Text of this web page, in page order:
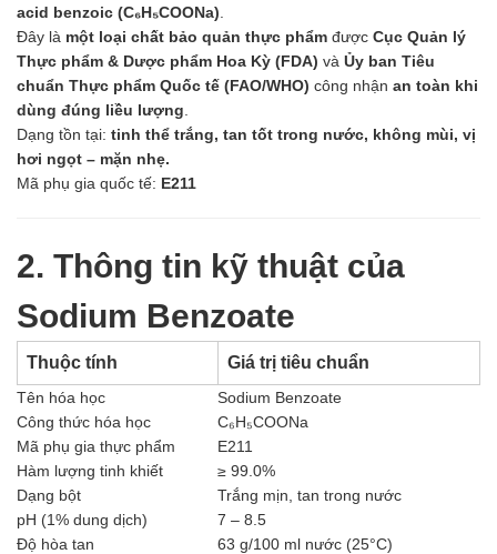
Tẩy rửa công nghiệp
Tẩy rửa sinh hoạt
Tẩy rửa ô tô xe máy
Tẩy cáu cặn đường ống
Tẩy rửa khác
HÓA CHẤT THỦY SẢN
Hóa chất xử lý nước
Men đường ruột
Bổ sung khoáng chất
Bổ gan và giải độc gan
Bổ sung dinh dưỡng tăng trọng
Hấp thụ khí độc Yucca
HÓA CHẤT XỬ LÝ NƯỚC
Xử lý nước hồ bơi
Xử lý nước sinh hoạt
Xử lý nước thải
Xử lý nước giếng khoan
Xử lý nước khác
DUNG MÔI CÔNG NGHIỆP
Pha sơn nước
acid benzoic (C₆H₅COONa)
Đây là một loại chất bảo quản thực phẩm được Cục Quản lý
Thực phẩm & Dược phẩm Hoa Kỳ (FDA) và Ủy ban Tiêu
chuẩn Thực phẩm Quốc tế (FAO/WHO) công nhận an toàn khi
dùng đúng liều lượng
Dạng tồn tại: tinh thể trắng, tan tốt trong nước, không mùi, vị
hơi ngọt – mặn nhẹ.
Mã phụ gia quốc tế: E211
2. Thông tin kỹ thuật của
Sodium Benzoate
Thuộc tính Giá trị tiêu chuẩn
Tên hóa học
Sodium Benzoate
Công thức hóa học
C₆H₅COONa
Mã phụ gia thực phẩm
E211
Hàm lượng tinh khiết
≥ 99.0%
Dạng bột
Trắng mịn, tan trong nước
pH (1% dung dịch)
7 – 8.5
Độ hòa tan
63 g/100 ml nước (25°C)